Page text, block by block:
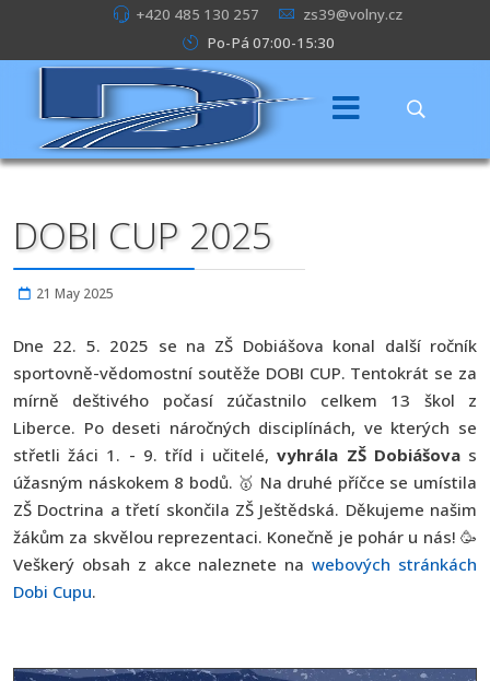
+420 485 130 257
zs39@volny.cz
Po-Pá 07:00-15:30
DOBI CUP 2025
21 May 2025
Dne 22. 5. 2025 se na ZŠ Dobiášova konal další ročník
sportovně-vědomostní soutěže DOBI CUP. Tentokrát se za
mírně deštivého počasí zúčastnilo celkem 13 škol z
Liberce. Po deseti náročných disciplínách, ve kterých se
střetli žáci 1. - 9. tříd i učitelé,vyhrála ZŠ Dobiášovas
úžasným náskokem 8 bodů. 🥇 Na druhé příčce se umístila
ZŠ Doctrina a třetí skončila ZŠ Ještědská. Děkujeme našim
žákům za skvělou reprezentaci. Konečně je pohár u nás! 🥳
Veškerý obsah z akce naleznete nawebových stránkách
Dobi Cupu.